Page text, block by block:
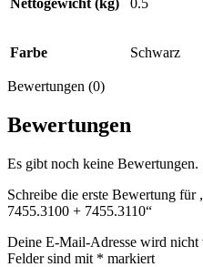
Farbe Schwarz
Bewertungen (0)
Bewertungen
Es gibt noch keine Bewertungen.
Schreibe die erste Bewertung
7455.3100 + 7455.3110“
Deine E-Mail-Adresse wird nicht
Felder sind mit * markiert